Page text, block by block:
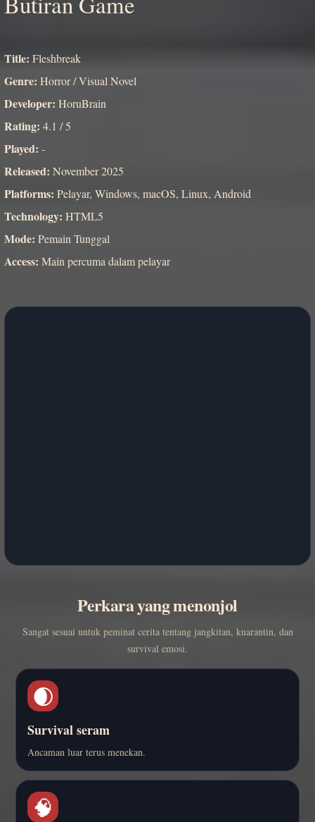
Title: Fleshbreak
Genre: Horror / Visual Novel
Developer: HoruBrain
Rating: 4.1 / 5
Played: -
Released: November 2025
Platforms: Pelayar, Windows, macOS, Linux, Android
Technology: HTML5
Mode: Pemain Tunggal
Access: Main percuma dalam pelayar
Perkara yang menonjol
Sangat sesuai untuk peminat cerita tentang jangkitan, kuarantin, dan
survival emosi.
🌒
Survival seram
Ancaman luar terus menekan.
🧠